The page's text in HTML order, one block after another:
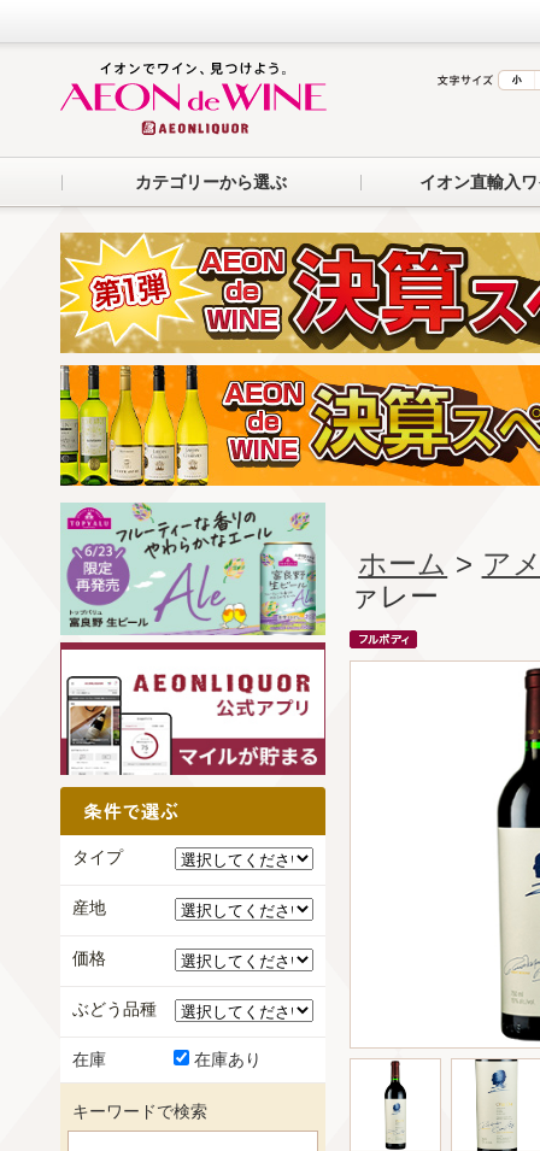
カテゴリーから選ぶ イオン直輸入
ホーム > ア
ァレー
タイプ
産地
価格
ぶどう品種
在庫 在庫あり
キーワードで検索